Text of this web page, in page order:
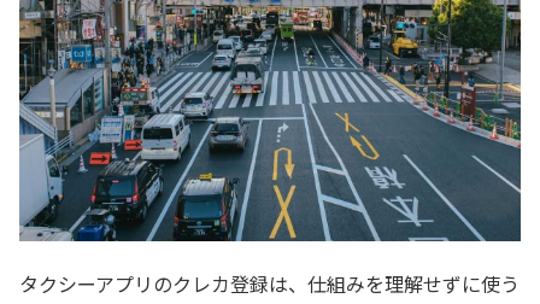
タクシーアプリのクレカ登録は、仕組みを理解せずに使う